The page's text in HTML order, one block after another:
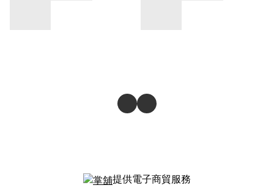
提供電子商貿服務